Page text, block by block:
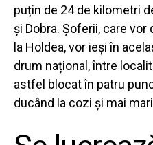
puțin de 24 de kilometri
și Dobra. Șoferii, care
la Holdea, vor ieși în
drum național, între
astfel blocat în patru
ducând la cozi și mai